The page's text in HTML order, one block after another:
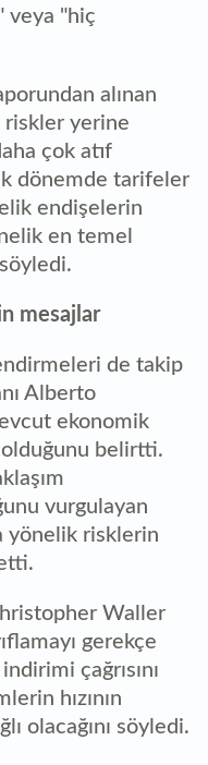
veya "hiç
alınan
riskler yerine
çok atıf
dönemde tarifeler
endişelerin
en temel
mesajlar
de takip
Alberto
ekonomik
belirtti.
vurgulayan
yönelik risklerin
Waller
gerekçe
çağrısını
hızının
olacağını söyledi.